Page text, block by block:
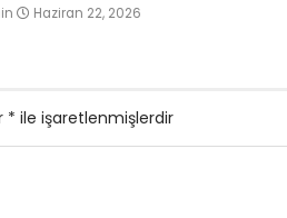
Haziran 22, 2026
* ile işaretlenmişlerdir